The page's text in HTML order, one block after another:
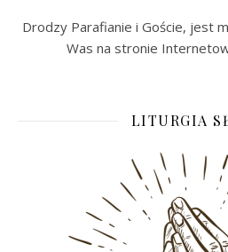
Drodzy Parafianie i Goście, jest
Was na stronie
LITURGIA